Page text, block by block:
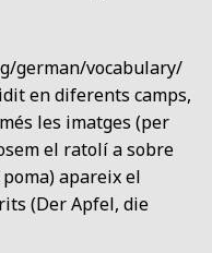
german/vocabulary/
en diferents camps,
les imatges (per
el ratolí a sobre
apareix el
(Der Apfel, die